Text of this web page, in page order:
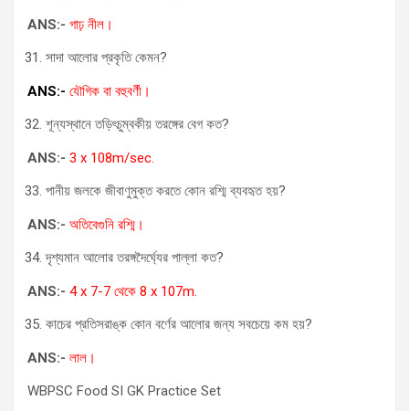
ANS:- গাঢ় নীল।
সাদা আলোর প্রকৃতি কেমন?
ANS:- যৌগিক বা বহুবর্ণী।
শূন্যস্থানে তড়িৎচুম্বকীয় তরঙ্গের বেগ কত?
ANS:- 3 x 108m/sec.
পানীয় জলকে জীবাণুমুক্ত করতে কোন রশ্মি ব্যবহৃত হয়?
ANS:- অতিবেগুনি রশ্মি।
দৃশ্যমান আলোর তরঙ্গদৈর্ঘ্যের পাল্লা কত?
ANS:- 4 x 7-7 থেকে 8 x 107m.
কাচের প্রতিসরাঙ্ক কোন বর্ণের আলোর জন্য সবচেয়ে কম হয়?
ANS:- লাল।
WBPSC Food SI GK Practice Set